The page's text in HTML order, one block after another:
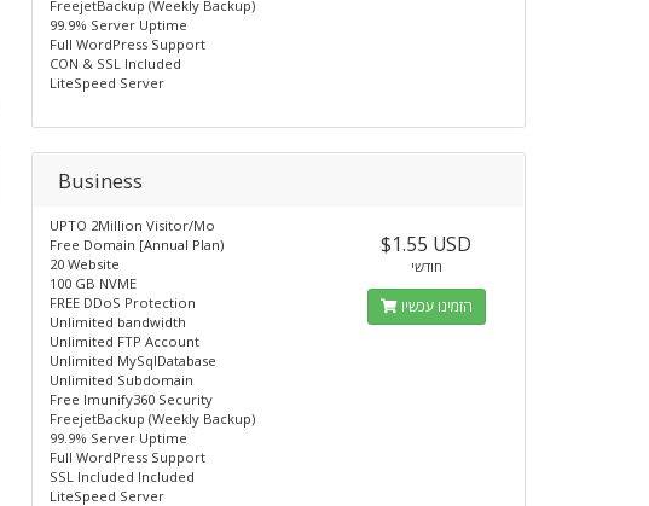
FreejetBackup (Weekly Backup)
99.9% Server Uptime
Full WordPress Support
CON & SSL Included
LiteSpeed Server
Business
UPTO 2Million Visitor/Mo
Free Domain [Annual Plan)
20 Website
100 GB NVME
FREE DDoS Protection
Unlimited bandwidth
Unlimited FTP Account
Unlimited MySqlDatabase
Unlimited Subdomain
Free lmunify360 Security
FreejetBackup (Weekly Backup)
99.9% Server Uptime
Full WordPress Support
SSL Included Included
LiteSpeed Server
$1.55 USD
חודשי
הזמינו עכשיו